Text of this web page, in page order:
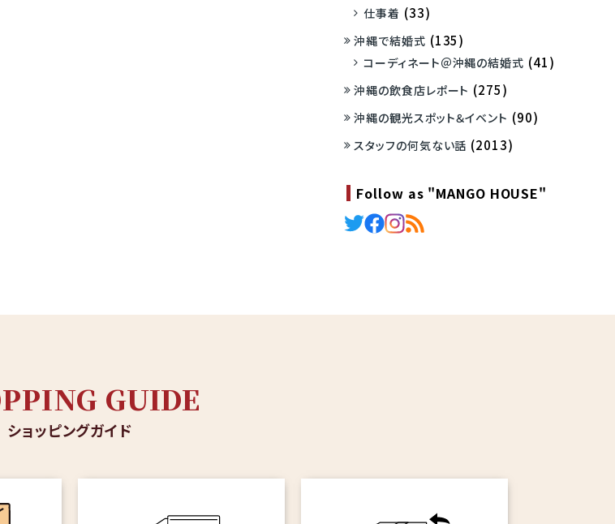
仕事着 (33)
沖縄で結婚式 (135)
コーディネート＠沖縄の結婚式 (41)
沖縄の飲食店レポート (275)
沖縄の観光スポット＆イベント (90)
スタッフの何気ない話 (2013)
Follow as "MANGO HOUSE"
GUIDE
ショッピングガイド